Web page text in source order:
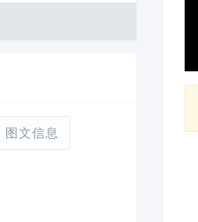
图文信息